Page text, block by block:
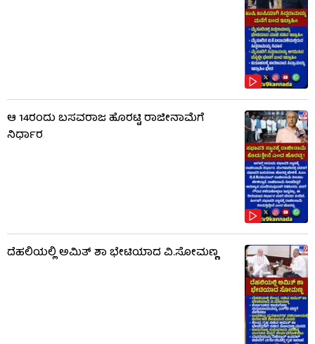
ಆ 14ರಂದು ಬಸವರಾಜ ಹೊರಟ್ಟಿ ರಾಜೀನಾಮೆಗೆ
ನಿರ್ಧಾರ
ದೆಹಲಿಯಲ್ಲಿ ಅಮಿತ್ ಶಾ ಭೇಟಿಯಾದ ವಿ.ಸೋಮಣ್ಣ